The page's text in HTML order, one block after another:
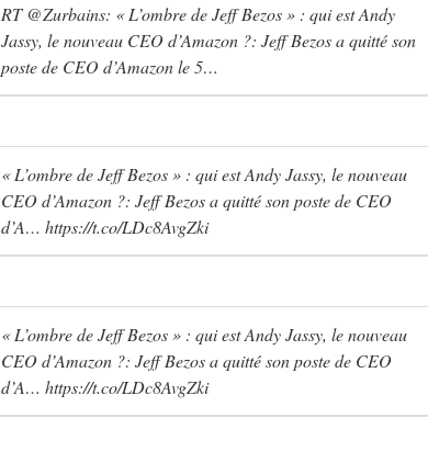
RT @Zurbains: « L’ombre de Jeff Bezos » : qui est Andy
Jassy, le nouveau CEO d’Amazon ?: Jeff Bezos a quitté son
poste de CEO d’Amazon le 5…
« L’ombre de Jeff Bezos » : qui est Andy Jassy, le nouveau
CEO d’Amazon ?: Jeff Bezos a quitté son poste de CEO
d’A… https://t.co/LDc8AvgZki
« L’ombre de Jeff Bezos » : qui est Andy Jassy, le nouveau
CEO d’Amazon ?: Jeff Bezos a quitté son poste de CEO
d’A… https://t.co/LDc8AvgZki